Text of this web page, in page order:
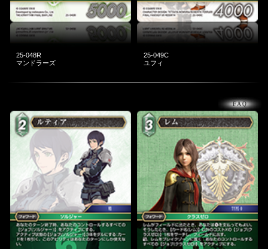
25-048R
マンドラーズ
25-049C
ユフィ